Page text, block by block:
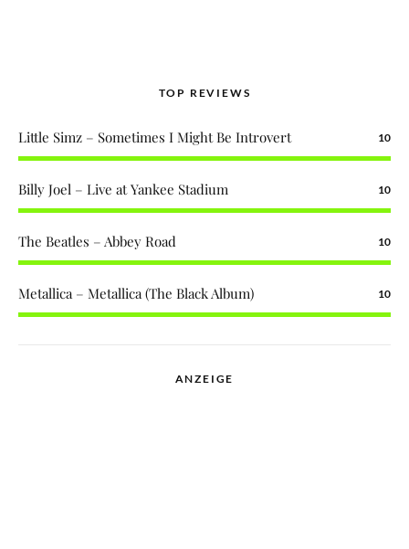
TOP REVIEWS
Little Simz – Sometimes I Might Be Introvert 10
Billy Joel – Live at Yankee Stadium 10
The Beatles – Abbey Road 10
Metallica – Metallica (The Black Album) 10
ANZEIGE